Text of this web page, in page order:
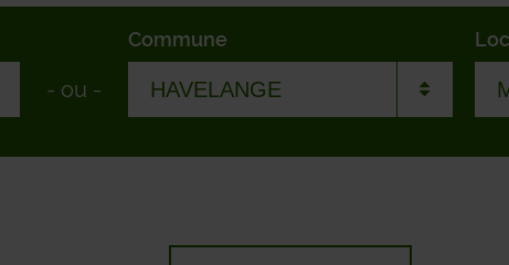
- ou -
Commune
ASSESSE